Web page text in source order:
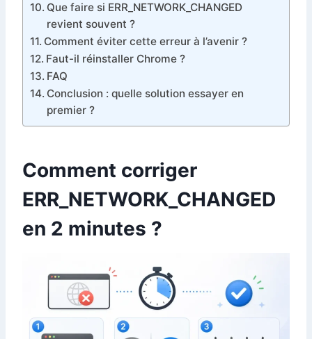
Que faire si ERR_NETWORK_CHANGED
revient souvent ?
Comment éviter cette erreur à l’avenir ?
Faut-il réinstaller Chrome ?
FAQ
Conclusion : quelle solution essayer en
premier ?
Comment corriger
ERR_NETWORK_CHANGED
en 2 minutes ?